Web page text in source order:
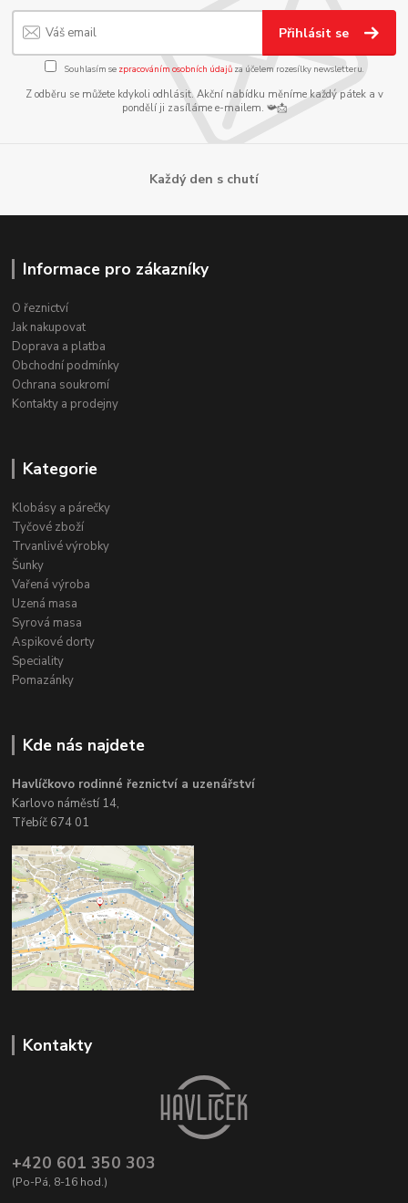
Přihlásit se
Souhlasím se zpracováním osobních údajůza účelem rozesílky newsletteru.
Z odběru se můžete kdykoli odhlásit. Akční nabídku měníme každý pátek a v
pondělí ji zasíláme e-mailem. 📯📩
Každý den s chutí
Informace pro zákazníky
O řeznictví
Jak nakupovat
Doprava a platba
Obchodní podmínky
Ochrana soukromí
Kontakty a prodejny
Kategorie
Klobásy a párečky
Tyčové zboží
Trvanlivé výrobky
Šunky
Vařená výroba
Uzená masa
Syrová masa
Aspikové dorty
Speciality
Pomazánky
Kde nás najdete
Havlíčkovo rodinné řeznictví a uzenářství
Karlovo náměstí 14,
Třebíč 674 01
Kontakty
+420 601 350 303
(Po-Pá, 8-16 hod.)